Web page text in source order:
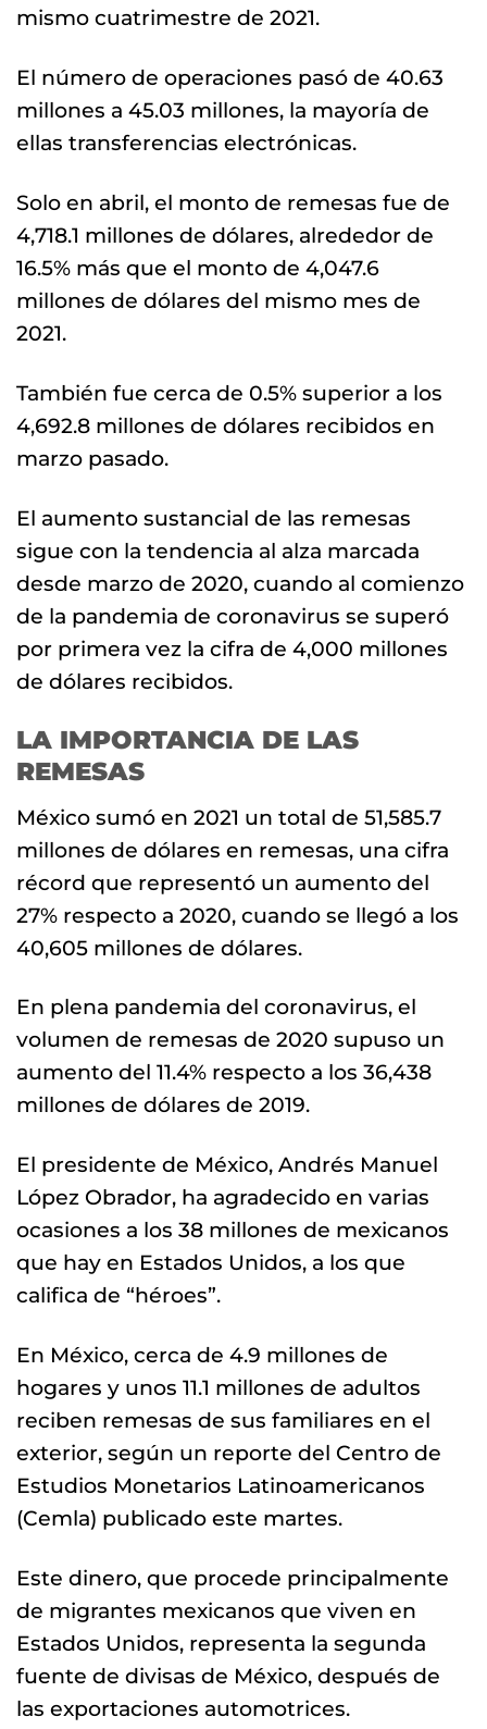
mismo cuatrimestre de 2021.
El número de operaciones pasó de 40.63
millones a 45.03 millones, la mayoría de
ellas transferencias electrónicas.
Solo en abril, el monto de remesas fue de
4,718.1 millones de dólares, alrededor de
16.5% más que el monto de 4,047.6
millones de dólares del mismo mes de
2021.
También fue cerca de 0.5% superior a los
4,692.8 millones de dólares recibidos en
marzo pasado.
El aumento sustancial de las remesas
sigue con la tendencia al alza marcada
desde marzo de 2020, cuando al comienzo
de la pandemia de coronavirus se superó
por primera vez la cifra de 4,000 millones
de dólares recibidos.
LA IMPORTANCIA DE LAS
REMESAS
México sumó en 2021 un total de 51,585.7
millones de dólares en remesas, una cifra
récord que representó un aumento del
27% respecto a 2020, cuando se llegó a los
40,605 millones de dólares.
En plena pandemia del coronavirus, el
volumen de remesas de 2020 supuso un
aumento del 11.4% respecto a los 36,438
millones de dólares de 2019.
El presidente de México, Andrés Manuel
López Obrador, ha agradecido en varias
ocasiones a los 38 millones de mexicanos
que hay en Estados Unidos, a los que
califica de “héroes”.
En México, cerca de 4.9 millones de
hogares y unos 11.1 millones de adultos
reciben remesas de sus familiares en el
exterior, según un reporte del Centro de
Estudios Monetarios Latinoamericanos
(Cemla) publicado este martes.
Este dinero, que procede principalmente
de migrantes mexicanos que viven en
Estados Unidos, representa la segunda
fuente de divisas de México, después de
las exportaciones automotrices.